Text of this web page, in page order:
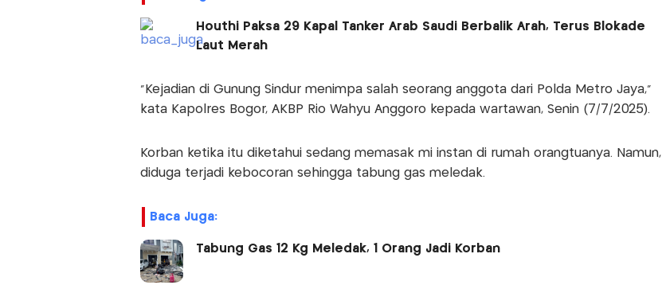
Houthi Paksa 29 Kapal Tanker Arab Saudi Berbalik Arah, Terus Blokade
Laut Merah
"Kejadian di Gunung Sindur menimpa salah seorang anggota dari Polda Metro Jaya,"
kata Kapolres Bogor, AKBP Rio Wahyu Anggoro kepada wartawan, Senin (7/7/2025).
Korban ketika itu diketahui sedang memasak mi instan di rumah orangtuanya. Namun,
diduga terjadi kebocoran sehingga tabung gas meledak.
Baca Juga:
Tabung Gas 12 Kg Meledak, 1 Orang Jadi Korban